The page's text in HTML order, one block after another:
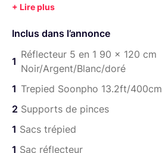
Inclus dans l’annonce
1
Réflecteur 5 en 1 90 x 120 cm
Noir/Argent/Blanc/doré
1 Trepied Soonpho 13.2ft/400cm
2 Supports de pinces
1 Sacs trépied
1 Sac réflecteur